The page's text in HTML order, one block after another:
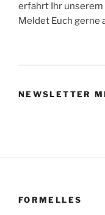
erfahrt Ihr unserem
Meldet Euch gerne
NEWSLETTER
FORMELLES